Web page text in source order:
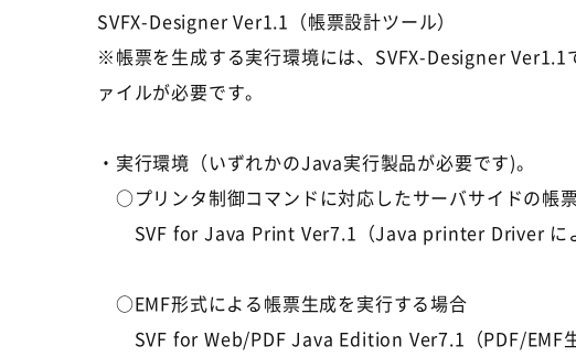
SVFX-Designer Ver1.1（帳票設計ツール）
※帳票を生成する実行環境には、SVFX-Designer
ァイルが必要です。
・実行環境（いずれかのJava実行製品が必要です)。
○プリンタ制御コマンドに対応したサーバサイドの帳
SVF for Java Print Ver7.1（Java printer Driver によ
○EMF形式による帳票生成を実行する場合
SVF for Web/PDF Java Edition Ver7.1（PDF/EMF生